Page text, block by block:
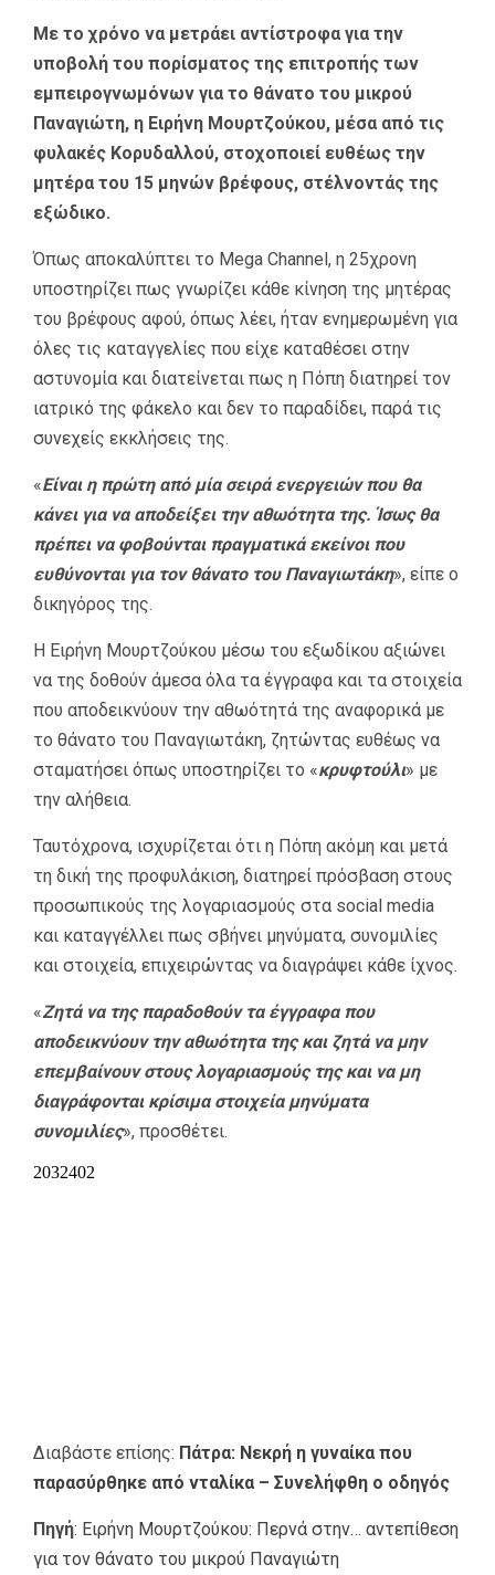
Με το χρόνο να μετράει αντίστροφα για την
υποβολή του πορίσματος της επιτροπής των
εμπειρογνωμόνων για το θάνατο του μικρού
Παναγιώτη, η Ειρήνη Μουρτζούκου, μέσα από τις
φυλακές Κορυδαλλού, στοχοποιεί ευθέως την
μητέρα του 15 μηνών βρέφους, στέλνοντάς της
εξώδικο.
Όπως αποκαλύπτει το Mega Channel, η 25χρονη
υποστηρίζει πως γνωρίζει κάθε κίνηση της μητέρας
του βρέφους αφού, όπως λέει, ήταν ενημερωμένη για
όλες τις καταγγελίες που είχε καταθέσει στην
αστυνομία και διατείνεται πως η Πόπη διατηρεί τον
ιατρικό της φάκελο και δεν το παραδίδει, παρά τις
συνεχείς εκκλήσεις της.
«Είναι η πρώτη από μία σειρά ενεργειών που θα
κάνει για να αποδείξει την αθωότητα της. Ίσως θα
πρέπει να φοβούνται πραγματικά εκείνοι που
ευθύνονται για τον θάνατο του Παναγιωτάκη», είπε ο
δικηγόρος της.
Η Ειρήνη Μουρτζούκου μέσω του εξωδίκου αξιώνει
να της δοθούν άμεσα όλα τα έγγραφα και τα στοιχεία
που αποδεικνύουν την αθωότητά της αναφορικά με
το θάνατο του Παναγιωτάκη, ζητώντας ευθέως να
σταματήσει όπως υποστηρίζει το «κρυφτούλι» με
την αλήθεια.
Ταυτόχρονα, ισχυρίζεται ότι η Πόπη ακόμη και μετά
τη δική της προφυλάκιση, διατηρεί πρόσβαση στους
προσωπικούς της λογαριασμούς στα social media
και καταγγέλλει πως σβήνει μηνύματα, συνομιλίες
και στοιχεία, επιχειρώντας να διαγράψει κάθε ίχνος.
«Ζητά να της παραδοθούν τα έγγραφα που
αποδεικνύουν την αθωότητα της και ζητά να μην
επεμβαίνουν στους λογαριασμούς της και να μη
διαγράφονται κρίσιμα στοιχεία μηνύματα
συνομιλίες», προσθέτει.
Διαβάστε επίσης: Πάτρα: Νεκρή η γυναίκα που
παρασύρθηκε από νταλίκα – Συνελήφθη ο οδηγός
Πηγή: Ειρήνη Μουρτζούκου: Περνά στην… αντεπίθεση
για τον θάνατο του μικρού Παναγιώτη